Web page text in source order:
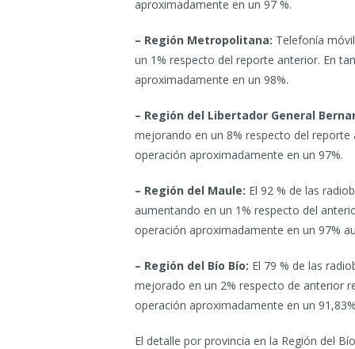
aproximadamente en un 97 %.
– Región Metropolitana: Telefonía
un 1% respecto del reporte anterior. En
aproximadamente en un 98%.
– Región del Libertador General
mejorando en un 8% respecto del
operación aproximadamente en un 97%.
– Región del Maule: El 92 % de las
aumentando en un 1% respecto del
operación aproximadamente en un 97%
– Región del Bío Bío: El 79 % de las
mejorado en un 2% respecto de anterior
operación aproximadamente en un
El detalle por provincia en la Región del